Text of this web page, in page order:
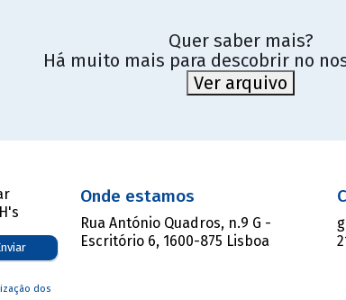
Quer saber mais?
Há muito mais para descobrir no
Ver arquivo
dos
Onde estamos
Rua António Quadros, n.9 G -
Escritório 6, 1600-875 Lisboa